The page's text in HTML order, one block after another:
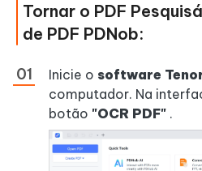
Tornar o PDF
de PDF PDNob:
Inicie o software
computador. Na
botão "OCR PDF" .